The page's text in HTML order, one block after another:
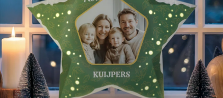
Gratis wenskaartje
Je maakt in een paar stappen iets unieks – met haar naam,
jullie foto of een boodschap die raakt. Zonder gedoe, maar
met alle aandacht voor het moment.